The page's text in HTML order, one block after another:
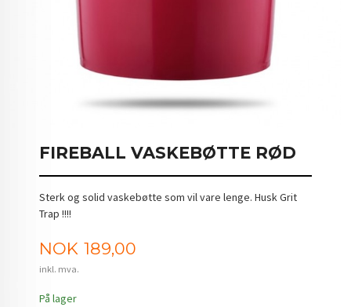
FIREBALL VASKEBØTTE RØD
Sterk og solid vaskebøtte som vil vare lenge. Husk Grit
Trap !!!!
Pris
NOK 189,00
inkl. mva.
På lager